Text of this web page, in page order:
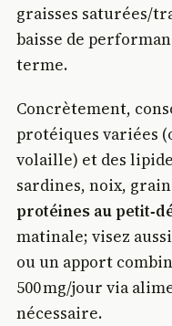
graisses saturées/
baisse de
terme.
Concrètement,
protéiques variées
volaille) et des
sardines, noix,
protéines au
matinale; visez aussi
ou un apport
500 mg/jour via
nécessaire.